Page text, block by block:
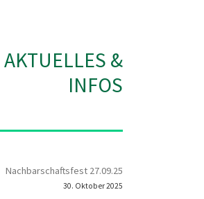
AKTUELLES &
INFOS
Nachbarschaftsfest 27.09.25
30. Oktober 2025